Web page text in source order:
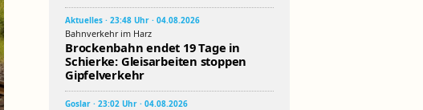
Aktuelles · 23:48 Uhr · 04.08.2026
Bahnverkehr im Harz
Brockenbahn endet 19 Tage in
Schierke: Gleisarbeiten stoppen
Gipfelverkehr
Goslar · 23:02 Uhr · 04.08.2026